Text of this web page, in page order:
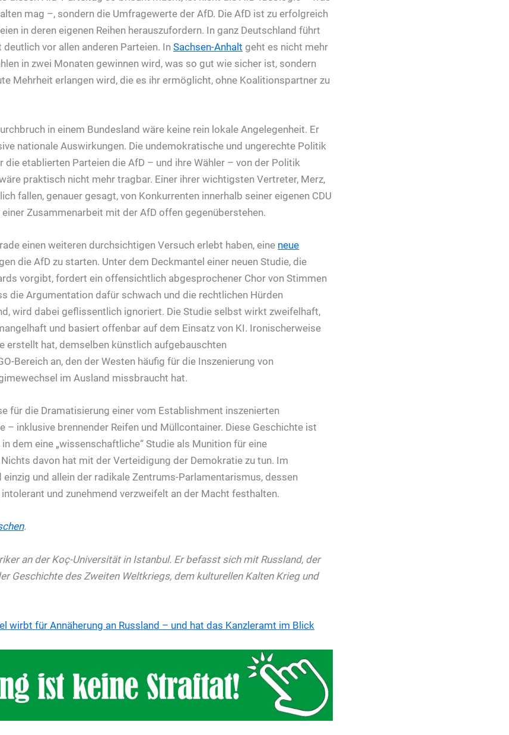
mag –, sondern die Umfragewerte der AfD. Die AfD ist zu erfolgreich
in deren eigenen Reihen herauszufordern. In ganz Deutschland führt
vor allen anderen Parteien. In Sachsen-Anhalt geht es nicht mehr
in zwei Monaten gewinnen wird, was so gut wie sicher ist, sondern
Mehrheit erlangen wird, die es ihr ermöglicht, ohne Koalitionspartner zu
in einem Bundesland wäre keine rein lokale Angelegenheit. Er
nationale Auswirkungen. Die undemokratische und ungerechte Politik
die etablierten Parteien die AfD – und ihre Wähler – von der Politik
praktisch nicht mehr tragbar. Einer ihrer wichtigsten Vertreter, Merz,
fallen, genauer gesagt, von Konkurrenten innerhalb seiner eigenen CDU
Zusammenarbeit mit der AfD offen gegenüberstehen.
einen weiteren durchsichtigen Versuch erlebt haben, eine neue
die AfD zu starten. Unter dem Deckmantel einer neuen Studie, die
vorgibt, fordert ein offensichtlich abgesprochener Chor von Stimmen
die Argumentation dafür schwach und die rechtlichen Hürden
wird dabei geflissentlich ignoriert. Die Studie selbst wirkt zweifelhaft,
und basiert offenbar auf dem Einsatz von KI. Ironischerweise
erstellt hat, demselben künstlich aufgebauschten
Bereich an, den der Westen häufig für die Inszenierung von
im Ausland missbraucht hat.
für die Dramatisierung einer vom Establishment inszenierten
– inklusive brennender Reifen und Müllcontainer. Diese Geschichte ist
dem eine „wissenschaftliche“ Studie als Munition für eine
davon hat mit der Verteidigung der Demokratie zu tun. Im
und allein der radikale Zentrums-Parlamentarismus, dessen
und zunehmend verzweifelt an der Macht festhalten.
.
an der Koç-Universität in Istanbul. Er befasst sich mit Russland, der
Geschichte des Zweiten Weltkriegs, dem kulturellen Kalten Krieg und
wirbt für Annäherung an Russland – und hat das Kanzleramt im Blick